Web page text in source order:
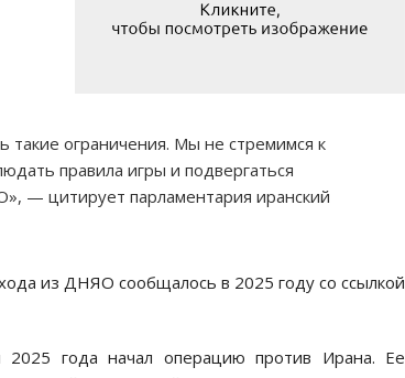
такие ограничения. Мы не стремимся к
правила игры и подвергаться
— цитирует парламентария иранский
из ДНЯО сообщалось в 2025 году со ссылкой
2025 года начал операцию против Ирана. Ее